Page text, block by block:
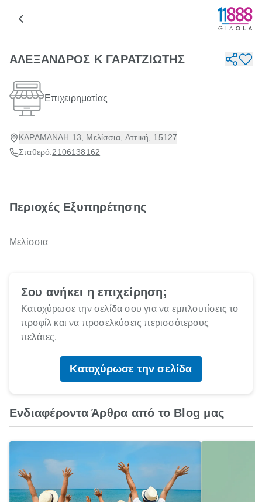
ΑΛΕΞΑΝΔΡΟΣ Κ ΓΑΡΑΤΖΙΩΤΗΣ
Επιχειρηματίας
ΚΑΡΑΜΑΝΛΗ 13, Μελίσσια, Αττική, 15127
Σταθερό:2106138162
Περιοχές Εξυπηρέτησης
Μελίσσια
Σου ανήκει η επιχείρηση;
Κατοχύρωσε την σελίδα σου για να εμπλουτίσεις το
προφίλ και να προσελκύσεις περισσότερους
πελάτες.
Κατοχύρωσε την σελίδα
Ενδιαφέροντα Άρθρα από το Blog μας